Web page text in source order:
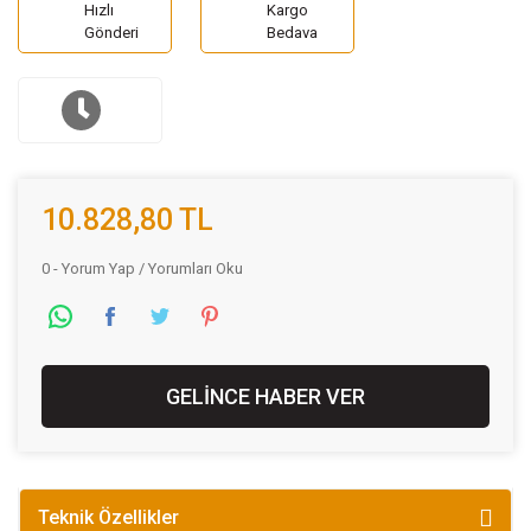
Hızlı
Gönderi
Kargo
Bedava
10.828,80 TL
0 - Yorum Yap / Yorumları Oku
GELİNCE HABER VER
Teknik Özellikler